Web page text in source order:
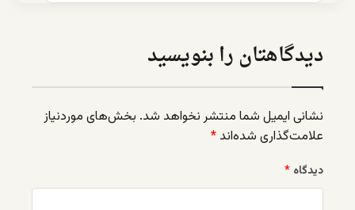
دیدگاهتان را بنویسید
نشانی ایمیل شما منتشر نخواهد شد. بخش‌های موردنیاز
علامت‌گذاری شده‌اند *
دیدگاه *